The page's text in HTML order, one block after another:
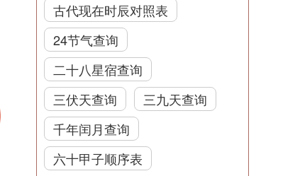
古代现在时辰对照表
24节气查询
二十八星宿查询
三伏天查询
三九天查询
千年闰月查询
六十甲子顺序表